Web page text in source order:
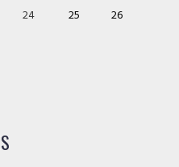
24 25
26